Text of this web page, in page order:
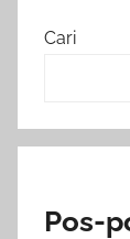
Cari
Pos-